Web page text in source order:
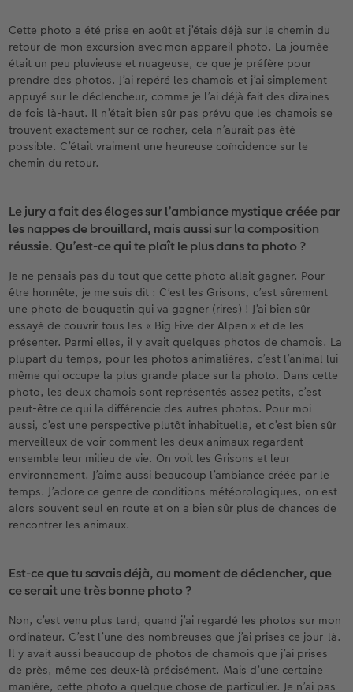
Cette photo a été prise en août et j’étais déjà sur le chemin du
retour de mon excursion avec mon appareil photo. La journée
était un peu pluvieuse et nuageuse, ce que je préfère pour
prendre des photos. J’ai repéré les chamois et j’ai simplement
appuyé sur le déclencheur, comme je l’ai déjà fait des dizaines
de fois là-haut. Il n’était bien sûr pas prévu que les chamois se
trouvent exactement sur ce rocher, cela n’aurait pas été
possible. C’était vraiment une heureuse coïncidence sur le
chemin du retour.
Le jury a fait des éloges sur l’ambiance mystique créée par
les nappes de brouillard, mais aussi sur la composition
réussie. Qu’est-ce qui te plaît le plus dans ta photo ?
Je ne pensais pas du tout que cette photo allait gagner. Pour
être honnête, je me suis dit : C’est les Grisons, c’est sûrement
une photo de bouquetin qui va gagner (rires) ! J’ai bien sûr
essayé de couvrir tous les « Big Five der Alpen » et de les
présenter. Parmi elles, il y avait quelques photos de chamois. La
plupart du temps, pour les photos animalières, c’est l’animal lui-
même qui occupe la plus grande place sur la photo. Dans cette
photo, les deux chamois sont représentés assez petits, c’est
peut-être ce qui la différencie des autres photos. Pour moi
aussi, c’est une perspective plutôt inhabituelle, et c’est bien sûr
merveilleux de voir comment les deux animaux regardent
ensemble leur milieu de vie. On voit les Grisons et leur
environnement. J’aime aussi beaucoup l’ambiance créée par le
temps. J’adore ce genre de conditions météorologiques, on est
alors souvent seul en route et on a bien sûr plus de chances de
rencontrer les animaux.
Est-ce que tu savais déjà, au moment de déclencher, que
ce serait une très bonne photo ?
Non, c’est venu plus tard, quand j’ai regardé les photos sur mon
ordinateur. C’est l’une des nombreuses que j’ai prises ce jour-là.
Il y avait aussi beaucoup de photos de chamois que j’ai prises
de près, même ces deux-là précisément. Mais d’une certaine
manière, cette photo a quelque chose de particulier. Je n’ai pas